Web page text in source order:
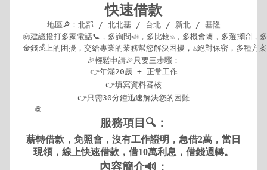
快速借款
地區🔎：北部 / 北北基 / 台北 / 新北 / 基隆
㊙建議撥打多家電話📞，多詢問📣，多比較⚖，多機會🈵，多選擇🈴，
金錢💰上的困擾，交給專業的業務幫您解決困擾，⚠️絕對保密，多種
🎉輕鬆申請🎉只要三步驟：
👉年滿20歲 + 正常工作
👉填寫資料審核
👉只需30分鐘迅速解決您的困難
🌐https://xn--nwqv6gj47avy5a.com/north.html
服務項目🔍：
薪轉借款，免照會，沒有工作證明，急借2萬，當日
現領，線上快速借款，借10萬利息，借錢週轉。
內容簡介🔊：